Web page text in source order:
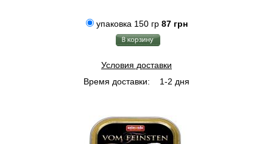
упаковка 150 гр 87 грн
Условия доставки
Время доставки:
1-2 дня